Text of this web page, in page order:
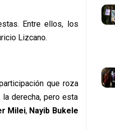
Entre ellos, los
Lizcano.
que roza
derecha, pero esta
Milei, Nayib Bukele